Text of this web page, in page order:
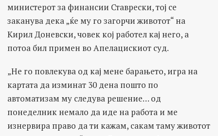
министерот за финансии Ставрески, тој се
заканува дека „ќе му го загорчи животот“ на
Кирил Доневски, човек кој работел кај него, а
потоа бил примен во Апелацискиот суд.
„Не го повлекува од кај мене барањето, игра на
картата да изминат 30 дена пошто по
автоматизам му следува решение… од
понеделник немало да иде на работа и ме
изнервира право да ти кажам, сакам таму животот